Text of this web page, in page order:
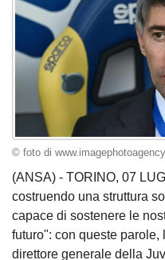
© foto di
(ANSA) - TORINO, 07
costruendo una struttura
capace di sostenere le
futuro": con queste
direttore generale della